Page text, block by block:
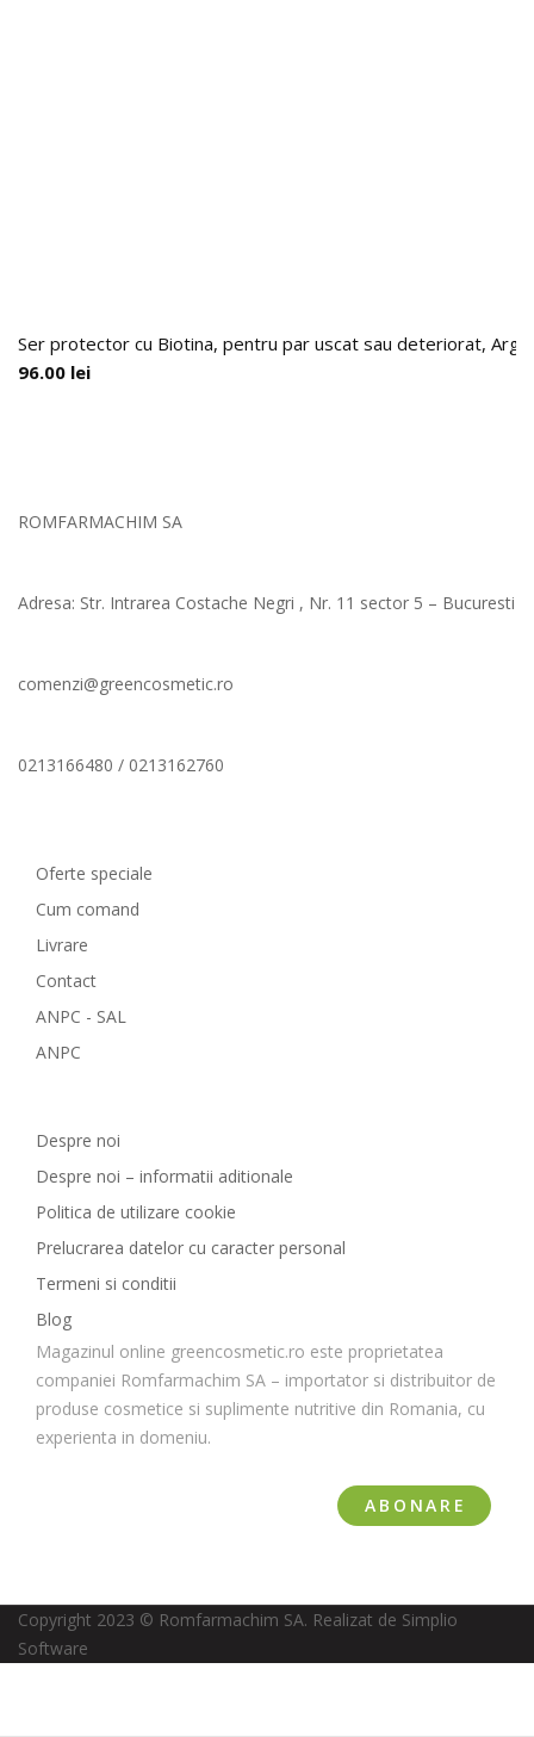
Ser protector cu Biotina, pentru par uscat sau deteriorat,
96.00 lei
ROMFARMACHIM SA
Adresa: Str. Intrarea Costache Negri , Nr. 11 sector 5 – Bucuresti
comenzi@greencosmetic.ro
0213166480 / 0213162760
Oferte speciale
Cum comand
Livrare
Contact
ANPC - SAL
ANPC
Despre noi
Despre noi – informatii aditionale
Politica de utilizare cookie
Prelucrarea datelor cu caracter personal
Termeni si conditii
Blog
Magazinul online greencosmetic.ro este proprietatea
companiei Romfarmachim SA – importator si distribuitor de
produse cosmetice si suplimente nutritive din Romania, cu
experienta in domeniu.
ABONARE
Copyright 2023 © Romfarmachim SA. Realizat de Simplio
Software